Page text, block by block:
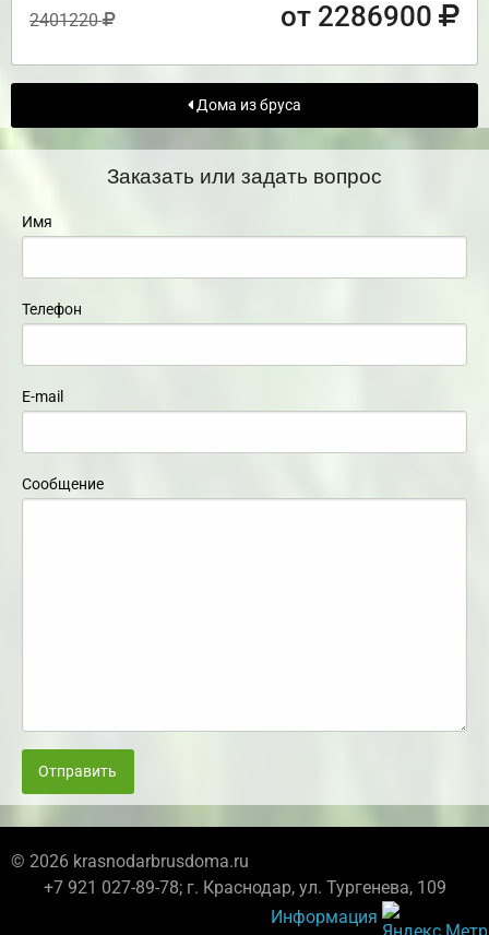
2401220 от 2286900
Дома из бруса
Заказать или задать вопрос
Имя
Телефон
E-mail
Сообщение
Отправить
© 2026 krasnodarbrusdoma.ru
+7 921 027-89-78; г. Краснодар, ул. Тургенева, 109
Информация